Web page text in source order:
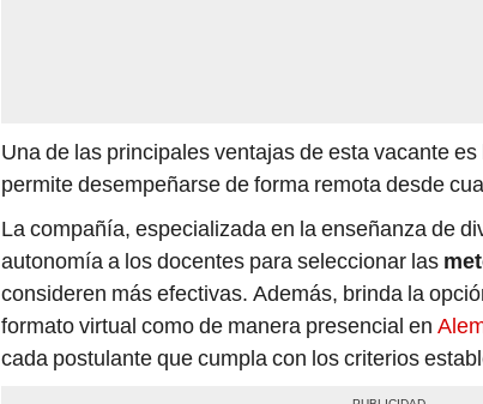
Una de las principales ventajas de esta vacante
permite desempeñarse de forma remota desde
La compañía, especializada en la enseñanza de
autonomía a los docentes para seleccionar las
consideren más efectivas. Además, brinda la
formato virtual como de manera presencial en
cada postulante que cumpla con los criterios